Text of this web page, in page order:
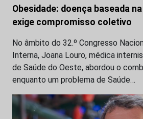
Obesidade: doença baseada
exige compromisso coletivo
No âmbito do 32.º Congresso
Interna, Joana Louro, médica
de Saúde do Oeste, abordou o
enquanto um problema de Saúde…